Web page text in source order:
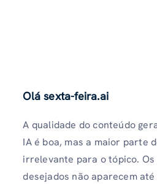
Olá sexta-feira.ai
A qualidade do conteúdo
IA é boa, mas a maior parte
irrelevante para o tópico.
desejados não aparecem